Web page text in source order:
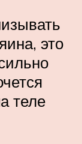
это
теле